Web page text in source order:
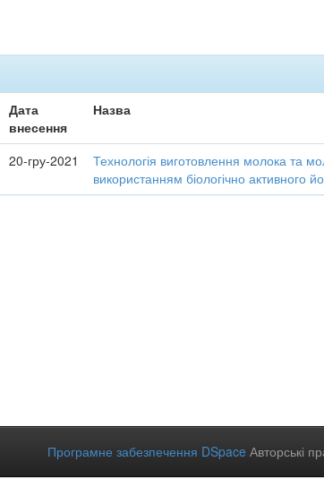
Дата
внесення
Назва
20-гру-2021
Технологія виготовлення молока та
використанням біологічно активного
Програмне забезпечення DSpace Авторські